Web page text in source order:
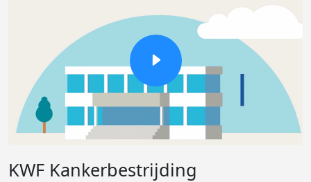
KWF Kankerbestrijding